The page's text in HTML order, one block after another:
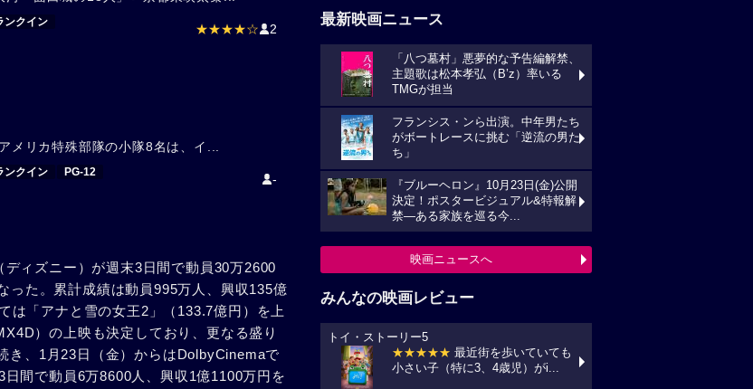
ンクイン ★★★★☆ 2
メリカ特殊部隊の小隊8名は、イ...
ンクイン PG-12 -
ディズニー）が週末3日間で動員30万2600
った。累計成績は動員995万人、興収135億
は「アナと雪の女王2」（133.7億円）を上
）の上映も決定しており、更なる盛り
き、1月23日（金）からはDolbyCinemaで
日間で動員6万8600人、興収1億1100万円を
最新映画ニュース
「八つ墓村」悪夢的な予告編解禁、
主題歌は松本孝弘（B’z）率いる
TMGが担当
フランシス・ンら出演。中年男たち
がボートレースに挑む「逆流の男た
ち」
『ブルーヘロン』10月23日(金)公開
決定！ポスタービジュアル&特報解
禁―ある家族を巡る今...
映画ニュースへ
みんなの映画レビュー
トイ・ストーリー5
★★★★★ 最近街を歩いていても
小さい子（特に3、4歳児）がi...